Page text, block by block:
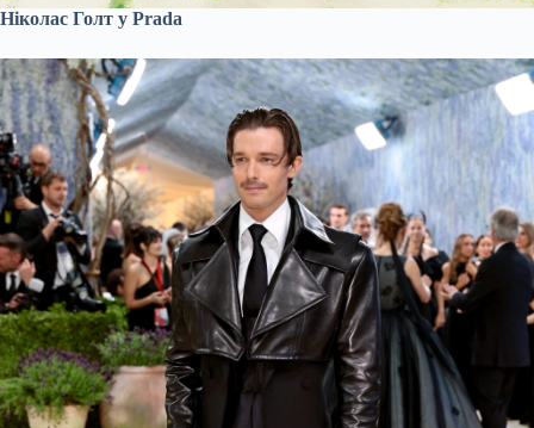
Ніколас Голт у Prada